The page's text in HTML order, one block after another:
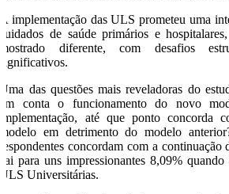
A implementação das ULS prometeu uma
cuidados de saúde primários e
mostrado diferente, com desafios
significativos.
Uma das questões mais reveladoras do
em conta o funcionamento do novo
implementação, até que ponto concorda
modelo em detrimento do modelo
respondentes concordam com a continuação
cai para uns impressionantes 8,09% quando
ULS Universitárias.